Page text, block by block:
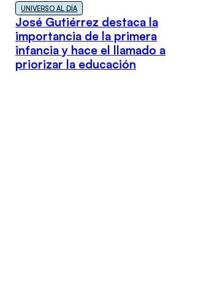
UNIVERSO AL DÍA
José Gutiérrez destaca la
importancia de la primera
infancia y hace el llamado a
priorizar la educación